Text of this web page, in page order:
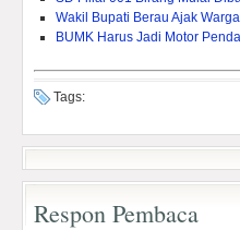
Wakil Bupati Berau Ajak
BUMK Harus Jadi Motor
Tags:
Respon Pembaca